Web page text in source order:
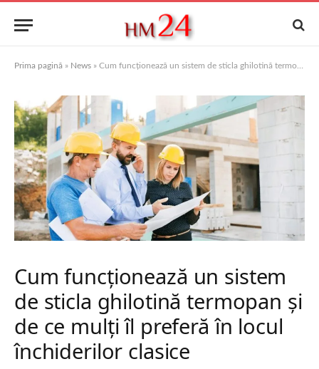
Prima pagină » News » Cum funcționează un sistem de sticla ghilotină termopan și de ce mulți îl preferă în locul închiderilor clasice
Cum funcționează un sistem
de sticla ghilotină termopan și
de ce mulți îl preferă în locul
închiderilor clasice